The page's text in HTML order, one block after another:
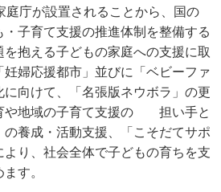
庭庁が設置されることから、国の
子育て支援の推進体制を整備する
を抱える子どもの家庭への支援に取
妊婦応援都市」並びに「ベビーファ
向けて、「名張版ネウボラ」の更
や地域の子育て支援の 担い手と
養成・活動支援、「こそだてサポ
り、社会全体で子どもの育ちを支
す。